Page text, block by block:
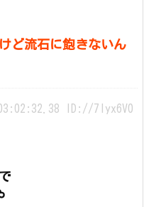
ど流石に飽きないん
ID://7Iyx6V0